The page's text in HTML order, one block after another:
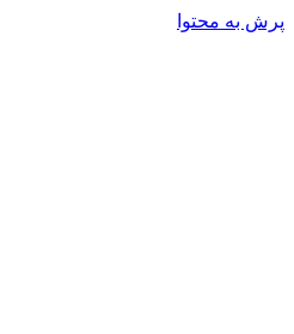
پرش به محتوا